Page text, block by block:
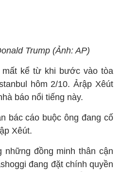
Trump (Ảnh: AP)
mất kể từ khi bước vào tòa
hôm 2/10. Ảrập Xêút
báo nổi tiếng này.
bác cáo buộc ông đang cố
Xêút.
những đồng minh thân cận
đang đặt chính quyền